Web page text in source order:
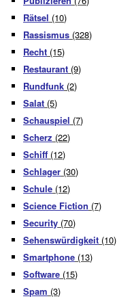
Rätsel (10)
Rassismus (328)
Recht (15)
Restaurant (9)
Rundfunk (2)
Salat (5)
Schauspiel (7)
Scherz (22)
Schiff (12)
Schlager (30)
Schule (12)
Science Fiction (7)
Security (70)
Sehenswürdigkeit (10)
Smartphone (13)
Software (15)
Spam (3)